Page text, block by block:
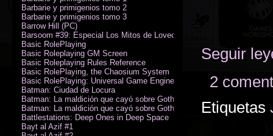
Seguir
2
Etiquetas
Barbarie y primigenios tomo 2
Barbarie y primigenios tomo 3
Barrow Hill (PC)
Barsoom #39: Especial Los Mitos de Lovecraft
Basic RolePlaying
Basic Roleplaying GM Screen
Basic Roleplaying Rules Reference
Basic RolePlaying, the Chaosium System
Basic RolePlaying: Universal Game Engine (PDF)
Batman: Ciudad de Locura
Batman: La maldición que cayó sobre Gotham
Batman: La maldición que cayó sobre Gotham
Battlestations: Deep Ones in Deep Space
Bayt al Azif #1